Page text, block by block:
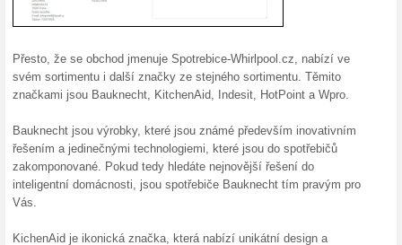
blízké značkovými spotřebiči
vzpomenou, kdykoli je
pomocníky pro zdravé
po nichž touží každá
roboty a drobní pomocníci
oříšek. Máme ale pár tipů,